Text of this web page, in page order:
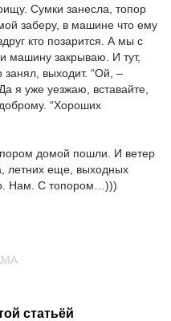
Сумки занесла, топор
заберу, в машине что ему
кто позарится. А мы с
машину закрываю. И тут,
выходит. “Ой, –
я уже уезжаю, вставайте,
“Хороших
домой пошли. И ветер
летних еще, выходных
Нам. С топором…)))
статьёй